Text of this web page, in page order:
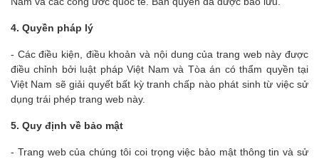
4. Quyền pháp lý
- Các điều kiện, điều khoản và nội dung của trang web này được
điều chỉnh bởi luật pháp Việt Nam và Tòa án có thẩm quyền tại
Việt Nam sẽ giải quyết bất kỳ tranh chấp nào phát sinh từ việc sử
dụng trái phép trang web này.
5. Quy định về bảo mật
- Trang web của chúng tôi coi trọng việc bảo mật thông tin và sử